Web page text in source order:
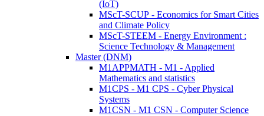
(IoT)
MScT-SCUP - Economics for Smart Cities
and Climate Policy
MScT-STEEM - Energy Environment :
Science Technology & Management
Master (DNM)
M1APPMATH - M1 - Applied
Mathematics and statistics
M1CPS - M1 CPS - Cyber Physical
Systems
M1CSN - M1 CSN - Computer Science